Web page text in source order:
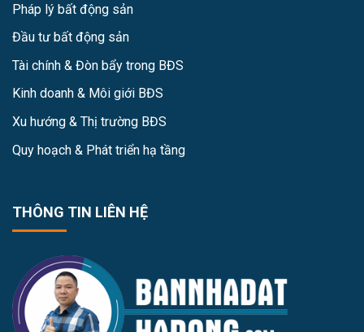
Pháp lý bất động sản
Đầu tư bất động sản
Tài chính & Đòn bẩy trong BĐS
Kinh doanh & Môi giới BĐS
Xu hướng & Thị trường BĐS
Quy hoạch & Phát triển hạ tầng
THÔNG TIN LIÊN HỆ